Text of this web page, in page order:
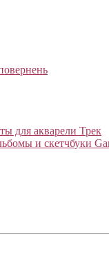
для акварели Трек
и скетчбуки